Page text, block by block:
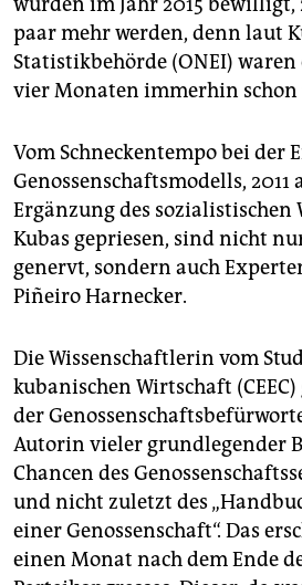
epaper login
paar mehr werden, denn laut
Statistikbehörde (ONEI) waren
vier Monaten immerhin schon
Vom Schneckentempo bei der
Genossenschaftsmodells,
Ergänzung des
Kubas gepriesen, sind nicht
genervt, sondern auch
Piñeiro Harnecker.
Die Wissenschaftlerin vom
kubanischen Wirtschaft
der
Autorin vieler grundlegender
Chancen des
und nicht zuletzt des
einer Genossenschaft“. Das
einen Monat nach dem Ende